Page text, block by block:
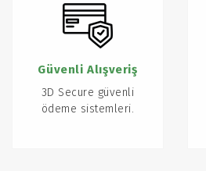
Güvenli Alışveriş
3D Secure güvenli
ödeme sistemleri.